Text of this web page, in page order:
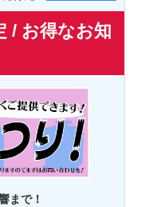
/ お得なお知
まで！